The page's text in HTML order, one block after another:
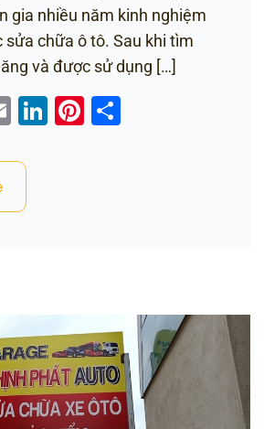
gia nhiều năm kinh nghiệm
sửa chữa ô tô. Sau khi tìm
và được sử dụng […]
EmailLinkedIn
Pinterest